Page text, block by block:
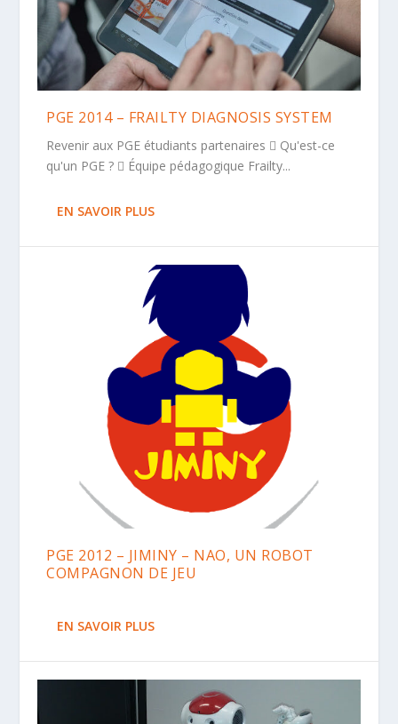
PGE 2014 – FRAILTY DIAGNOSIS SYSTEM
Revenir aux PGE étudiants partenaires  Qu'est-ce
qu'un PGE ?  Équipe pédagogique Frailty...
EN SAVOIR PLUS
PGE 2012 – JIMINY – NAO, UN ROBOT
COMPAGNON DE JEU
EN SAVOIR PLUS